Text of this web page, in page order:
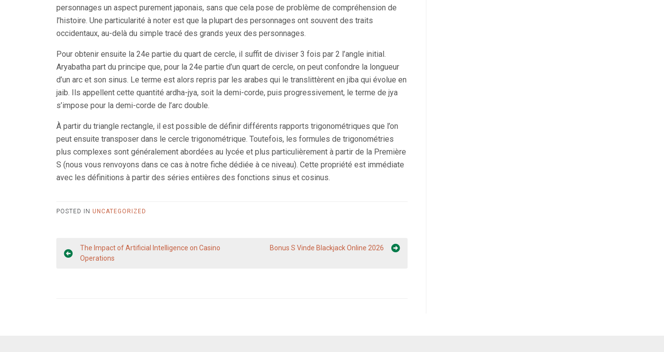
personnages un aspect purement japonais, sans que cela pose de problème de compréhension de
l’histoire. Une particularité à noter est que la plupart des personnages ont souvent des traits
occidentaux, au-delà du simple tracé des grands yeux des personnages.
Pour obtenir ensuite la 24e partie du quart de cercle, il suffit de diviser 3 fois par 2 l’angle initial.
Aryabatha part du principe que, pour la 24e partie d’un quart de cercle, on peut confondre la longueur
d’un arc et son sinus. Le terme est alors repris par les arabes qui le translittèrent en jiba qui évolue en
jaib. Ils appellent cette quantité ardha-jya, soit la demi-corde, puis progressivement, le terme de jya
s’impose pour la demi-corde de l’arc double.
À partir du triangle rectangle, il est possible de définir différents rapports trigonométriques que l’on
peut ensuite transposer dans le cercle trigonométrique. Toutefois, les formules de trigonométries
plus complexes sont généralement abordées au lycée et plus particulièrement à partir de la Première
S (nous vous renvoyons dans ce cas à notre fiche dédiée à ce niveau). Cette propriété est immédiate
avec les définitions à partir des séries entières des fonctions sinus et cosinus.
POSTED IN UNCATEGORIZED
Post
navigation
The Impact of Artificial Intelligence on Casino
Operations
Bonus S Vinde Blackjack Online 2026